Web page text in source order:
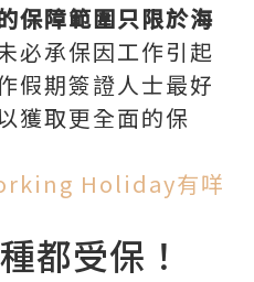
保障範圍只限於海
必承保因工作引起
假期簽證人士最好
獲取更全面的保
Holiday有咩
都受保！